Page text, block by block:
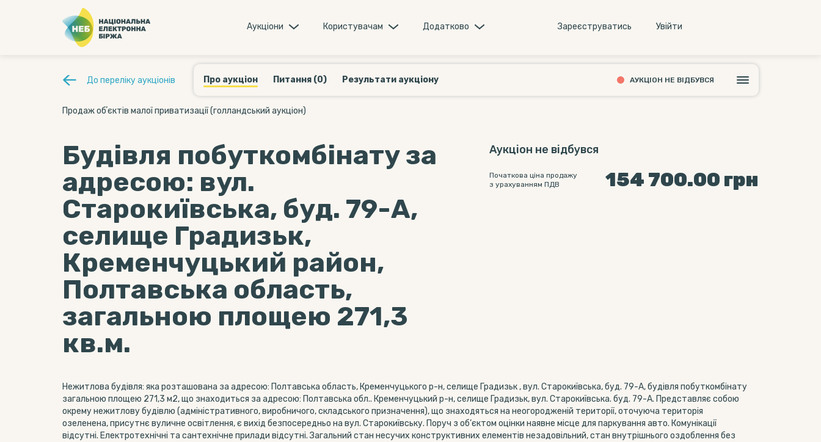
Аукцiони Користувачам Додатково Зареєструватись Увiйти
До переліку аукціонів Про аукціон Питання (0) Результати аукціону АУКЦІОН НЕ ВІДБУВСЯ
Продаж обʼєктів малої приватизації (голландський аукціон)
Будівля побуткомбінату за
адресою: вул.
Старокиївська, буд. 79-А,
селище Градизьк,
Кременчуцький район,
Полтавська область,
загальною площею 271,3
кв.м.
Аукціон не відбувся
Початкова ціна продажу
з урахуванням ПДВ
154 700.00 грн
Нежитлова будівля: яка розташована за адресою: Полтавська область, Кременчуцького р-н, селище Градизьк , вул. Старокиївська, буд. 79-А, будівля побуткомбінату
загальною площею 271,3 м2, що знаходиться за адресою: Полтавська обл.. Кременчуцький р-н, селище Градизьк, вул. Старокиївська. буд. 79-А. Представляє собою
окрему нежитлову будівлю (адміністративного, виробничого, складського призначення), що знаходяться на неогородженій території, оточуюча територія
озеленена, присутнє вуличне освітлення, є вихід безпосередньо на вул. Старокиївську. Поруч з об’єктом оцінки наявне місце для паркування авто. Комунікації
відсутні. Електротехнічні та сантехнічне прилади відсутні. Загальний стан несучих конструктивних елементів незадовільний, стан внутрішнього оздоблення без